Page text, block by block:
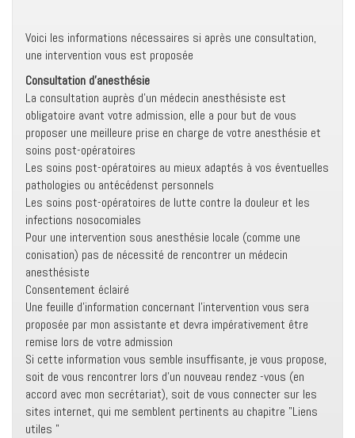
Voici les informations nécessaires si après une consultation,
une intervention vous est proposée
Consultation d'anesthésie
La consultation auprès d'un médecin anesthésiste est
obligatoire avant votre admission, elle a pour but de vous
proposer une meilleure prise en charge de votre anesthésie et
soins post-opératoires
Les soins post-opératoires au mieux adaptés à vos éventuelles
pathologies ou antécédenst personnels
Les soins post-opératoires de lutte contre la douleur et les
infections nosocomiales
Pour une intervention sous anesthésie locale (comme une
conisation) pas de nécessité de rencontrer un médecin
anesthésiste
Consentement éclairé
Une feuille d'information concernant l'intervention vous sera
proposée par mon assistante et devra impérativement être
remise lors de votre admission
Si cette information vous semble insuffisante, je vous propose,
soit de vous rencontrer lors d'un nouveau rendez -vous (en
accord avec mon secrétariat), soit de vous connecter sur les
sites internet, qui me semblent pertinents au chapitre "Liens
utiles "